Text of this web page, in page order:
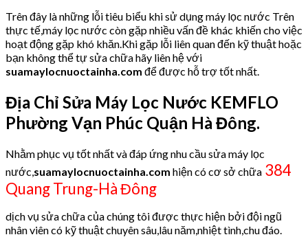
Trên đây là những lỗi tiêu biểu khi sử dụng máy lọc nước Trên
thực tế,máy lọc nước còn gặp nhiều vấn đề khác khiến cho việc
hoạt động gặp khó khăn.Khi gặp lỗi liên quan đến kỹ thuật hoặc
bạn không thể tự sửa chữa hãy liên hệ với
suamaylocnuoctainha.com để được hỗ trợ tốt nhất.
Địa Chỉ Sửa Máy Lọc Nước KEMFLO
Phường Vạn Phúc Quận Hà Đông.
Nhằm phục vụ tốt nhất và đáp ứng nhu cầu sửa máy lọc
nước, suamaylocnuoctainha.com hiện có cơ sở chữa 384
Quang Trung-Hà Đông
dịch vụ sửa chữa của chúng tôi được thực hiện bởi đội ngũ
nhân viên có kỹ thuật chuyên sâu,lâu năm,nhiệt tình,chu đáo.